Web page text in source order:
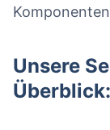
Unsere
Überblick: